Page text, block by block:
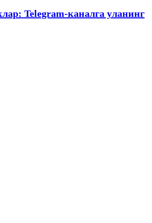
Telegram-каналга уланинг